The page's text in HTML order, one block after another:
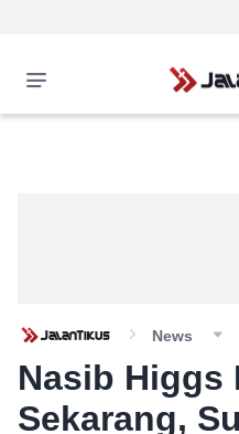
News
Nasib Higgs
Sekarang,